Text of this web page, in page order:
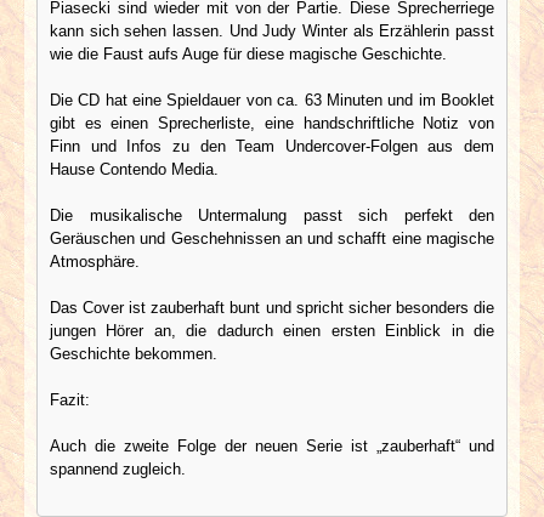
Piasecki sind wieder mit von der Partie. Diese Sprecherriege
kann sich sehen lassen. Und Judy Winter als Erzählerin passt
wie die Faust aufs Auge für diese magische Geschichte.
Die CD hat eine Spieldauer von ca. 63 Minuten und im Booklet
gibt es einen Sprecherliste, eine handschriftliche Notiz von
Finn und Infos zu den Team Undercover-Folgen aus dem
Hause Contendo Media.
Die musikalische Untermalung passt sich perfekt den
Geräuschen und Geschehnissen an und schafft eine magische
Atmosphäre.
Das Cover ist zauberhaft bunt und spricht sicher besonders die
jungen Hörer an, die dadurch einen ersten Einblick in die
Geschichte bekommen.
Fazit:
Auch die zweite Folge der neuen Serie ist „zauberhaft“ und
spannend zugleich.